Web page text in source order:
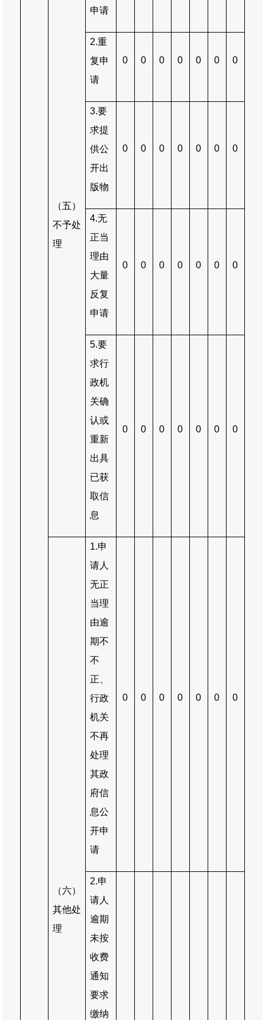
（五）
不予处
理
申请
2.重
复申
请
0 0 0 0 0 0 0
3.要
求提
供公
开出
版物
0 0 0 0 0 0 0
4.无
正当
理由
大量
反复
申请
0 0 0 0 0 0 0
5.要
求行
政机
关确
认或
重新
出具
已获
取信
息
0 0 0 0 0 0 0
（六）
其他处
理
1.申
请人
无正
当理
由逾
期不
不
正、
行政
机关
不再
处理
其政
府信
息公
开申
请
0 0 0 0 0 0 0
2.申
请人
逾期
未按
收费
通知
要求
缴纳